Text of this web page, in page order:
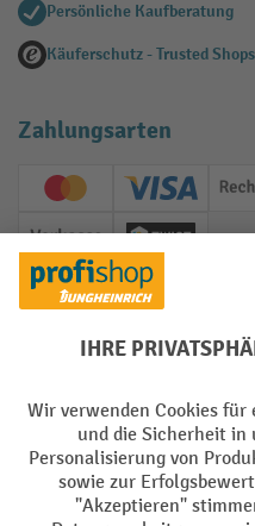
Persönliche Kaufberatung
Käuferschutz - Trusted Shops
Zahlungsarten
Creditcard (Master)
Creditcard
Vorkasse Twint
Sprachen
DE FR